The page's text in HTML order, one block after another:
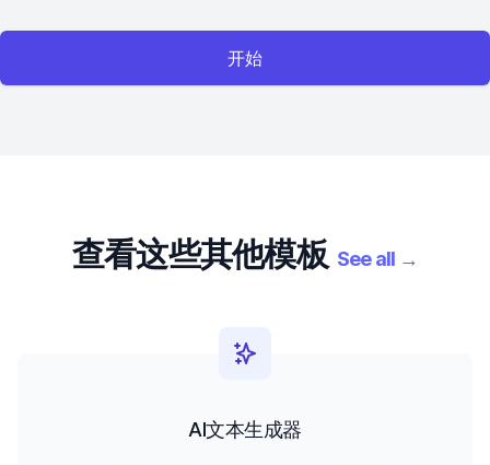
开始
查看这些其他模板 See all →
AI文本生成器